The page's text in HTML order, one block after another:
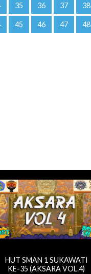
35 36 37 38
45 46 47 48
HUT SMAN 1 SUKAWATI
KE-35 (AKSARA VOL.4)